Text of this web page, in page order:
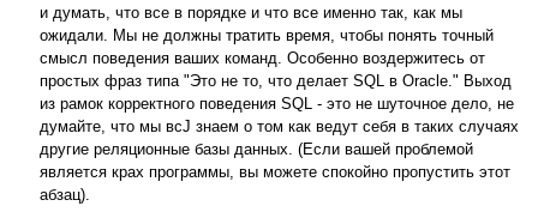
и думать, что все в порядке и что все именно так, как мы
ожидали. Мы не должны тратить время, чтобы понять точный
смысл поведения ваших команд. Особенно воздержитесь от
простых фраз типа "Это не то, что делает SQL в Oracle." Выход
из рамок корректного поведения SQL - это не шуточное дело, не
думайте, что мы всЈ знаем о том как ведут себя в таких случаях
другие реляционные базы данных. (Если вашей проблемой
является крах программы, вы можете спокойно пропустить этот
абзац).